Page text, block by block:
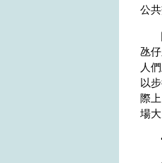
公
氹
人
以
際
場